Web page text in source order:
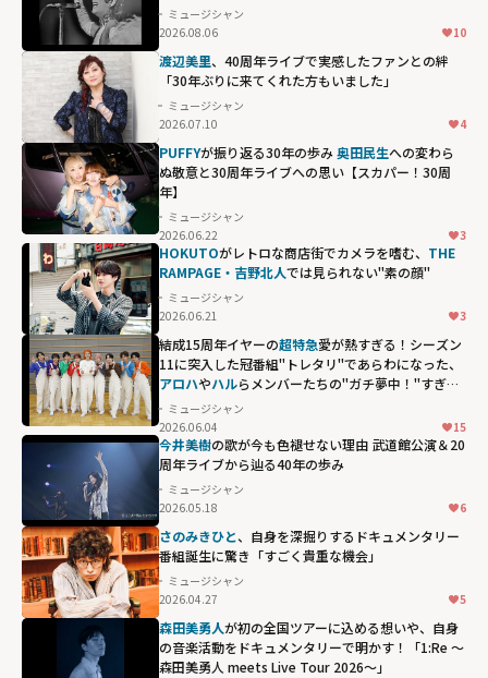
ミュージシャン
2026.08.06
10
渡辺美里、40周年ライブで実感したファンとの絆
「30年ぶりに来てくれた方もいました」
ミュージシャン
2026.07.10
4
PUFFYが振り返る30年の歩み奥田民生への変わら
ぬ敬意と30周年ライブへの思い【スカパー！30周
年】
ミュージシャン
2026.06.22
3
HOKUTOがレトロな商店街でカメラを嗜む、 THE
RAMPAGE・吉野北人では見られない"素の顔"
ミュージシャン
2026.06.21
3
アロハやハルら
メンバーたち
の"ガチ夢
中！"すぎる偏愛
ぶり"
width="304"
height="203"
loading="lazy"
fetchpriority="h
結成15周年イヤーの超特急愛が熱すぎる！シーズン
11に突入した冠番組"トレタリ"であらわになった、
アロハやハルらメンバーたちの"ガチ夢中！"すぎる
偏愛ぶり
ミュージシャン
2026.06.04
15
今井美樹の歌が今も色褪せない理由 武道館公演＆20
周年ライブから辿る40年の歩み
ミュージシャン
2026.05.18
6
さのみきひと、自身を深掘りするドキュメンタリー
番組誕生に驚き「すごく貴重な機会」
ミュージシャン
2026.04.27
5
森田美勇人が初の全国ツアーに込める想いや、自身
の音楽活動をドキュメンタリーで明かす！「1:Re ～
森田美勇人 meets Live Tour 2026～」